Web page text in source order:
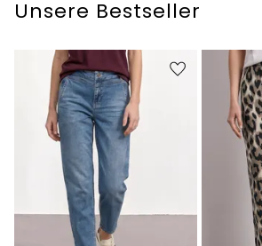
Unsere Bestseller